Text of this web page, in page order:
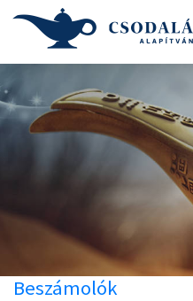
Beszámolók